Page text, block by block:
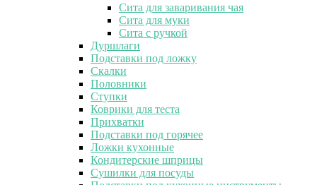
Сита для заваривания чая
Сита для муки
Сита с ручкой
Дуршлаги
Подставки под ложку
Скалки
Половники
Ступки
Коврики для теста
Прихватки
Подставки под горячее
Ложки кухонные
Кондитерские шприцы
Сушилки для посуды